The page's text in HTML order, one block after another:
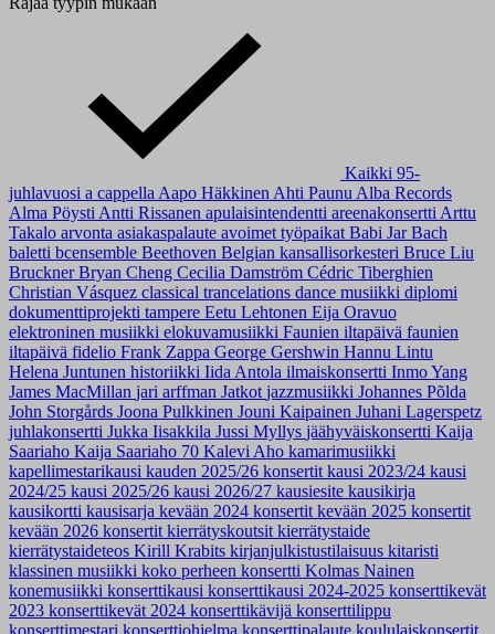
Kaikki 95-
juhlavuosi a cappella Aapo Häkkinen Ahti Paunu Alba Records
Alma Pöysti Antti Rissanen apulaisintendentti areenakonsertti Arttu
Takalo arvonta asiakaspalaute avoimet työpaikat Babi JarBach
baletti bcensemble Beethoven Belgian kansallisorkesteri Bruce Liu
BrucknerBryan Cheng Cecilia Damström Cédric Tiberghien
Christian Vásquez classical trancelations dance musiikki diplomi
dokumenttiprojekti tampere Eetu Lehtonen Eija Oravuo
elektroninen musiikki elokuvamusiikki Faunien iltapäivä faunien
iltapäivä fidelio Frank Zappa George Gershwin Hannu Lintu
Helena Juntunen historiikki Iida Antola ilmaiskonsertti Inmo Yang
James MacMillan jari arffman Jatkot jazzmusiikki Johannes Põlda
John Storgårds Joona Pulkkinen Jouni Kaipainen Juhani Lagerspetz
juhlakonsertti Jukka Iisakkila Jussi Myllys jäähyväiskonsertti Kaija
Saariaho Kaija Saariaho 70 Kalevi Aho kamarimusiikki
kapellimestarikausi kauden 2025/26 konsertit kausi 2023/24 kausi
2024/25 kausi 2025/26 kausi 2026/27 kausiesite kausikirja
kausikortti kausisarja kevään 2024 konsertit kevään 2025 konsertit
kevään 2026 konsertit kierrätyskoutsit kierrätystaide
kierrätystaideteos Kirill Krabits kirjanjulkistustilaisuus kitaristi
klassinen musiikki koko perheen konsertti Kolmas Nainen
konemusiikki konserttikausi konserttikausi 2024-2025 konserttikevät
2023 konserttikevät 2024 konserttikävijä konserttilippu
konserttimestari konserttiohjelma konserttipalaute koululaiskonsertit